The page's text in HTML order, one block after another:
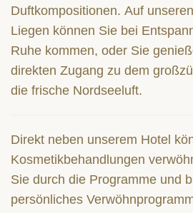
Duftkompositionen. Auf
Liegen können Sie bei
Ruhe kommen, oder Sie
direkten Zugang zu dem
die frische Nordseeluft.
Direkt neben unserem Hotel
Kosmetikbehandlungen
Sie durch die Programme und
persönliches